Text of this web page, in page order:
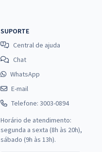
SUPORTE
Central de ajuda
Chat
WhatsApp
E-mail
Telefone: 3003-0894
Horário de atendimento:
segunda a sexta (8h às 20h),
sábado (9h às 13h).